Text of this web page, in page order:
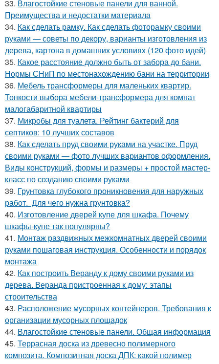
33. Влагостойкие стеновые панели для ванной.
Преимущества и недостатки материала
34. Как сделать рамку. Как сделать фоторамку своими
руками — советы по декору, варианты изготовления из
дерева, картона в домашних условиях (120 фото идей)
35. Какое расстояние должно быть от забора до бани.
Нормы СНиП по местонахождению бани на территории
36. Мебель трансформеры для маленьких квартир.
Тонкости выбора мебели-трансформера для комнат
малогабаритной квартиры
37. Микробы для туалета. Рейтинг бактерий для
септиков: 10 лучших составов
38. Как сделать пруд своими руками на участке. Пруд
своими руками — фото лучших вариантов оформления.
Виды конструкций, формы и размеры + простой мастер-
класс по созданию своими руками
39. Грунтовка глубокого проникновения для наружных
работ. Для чего нужна грунтовка?
40. Изготовление дверей купе для шкафа. Почему
шкафы-купе так популярны?
41. Монтаж раздвижных межкомнатных дверей своими
руками пошаговая инструкция. Особенности и порядок
монтажа
42. Как построить Веранду к дому своими руками из
дерева. Веранда пристроенная к дому: этапы
строительства
43. Расположение мусорных контейнеров. Требования к
организации мусорных площадок
44. Влагостойкие стеновые панели. Общая информация
45. Террасная доска из древесно полимерного
композита. Композитная доска ДПК: какой полимер